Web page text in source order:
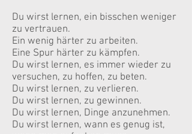
Du wirst lernen, ein bisschen weniger
zu vertrauen.
Ein wenig härter zu arbeiten.
Eine Spur härter zu kämpfen.
Du wirst lernen, es immer wieder zu
versuchen, zu hoffen, zu beten.
Du wirst lernen, zu verlieren.
Du wirst lernen, zu gewinnen.
Du wirst lernen, Dinge anzunehmen.
Du wirst lernen, wann es genug ist,